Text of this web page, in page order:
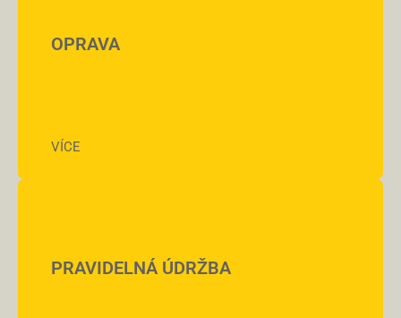
OPRAVA
VÍCE
PRAVIDELNÁ ÚDRŽBA